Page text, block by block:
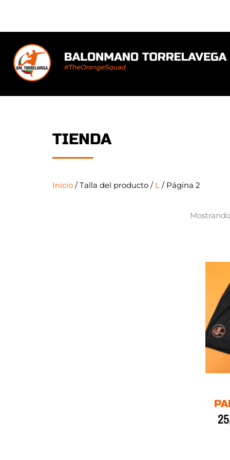
contenido
TIENDA
Inicio / Talla del producto / L / Página 2